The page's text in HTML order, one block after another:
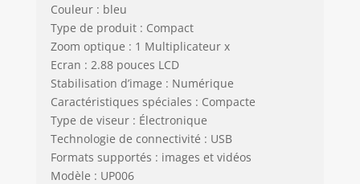
quotidienne, que
vous vous lanciez
aventures de
voyage ou que
vous profitiez de
réunions de
famille, cet
appareil photo
Couleur : bleu
Type de produit : Compact
Zoom optique : 1 Multiplicateur x
Ecran : 2.88 pouces LCD
Stabilisation d’image : Numérique
Caractéristiques spéciales : Compacte
Type de viseur : Électronique
Technologie de connectivité : USB
Formats supportés : images et vidéos
Modèle : UP006